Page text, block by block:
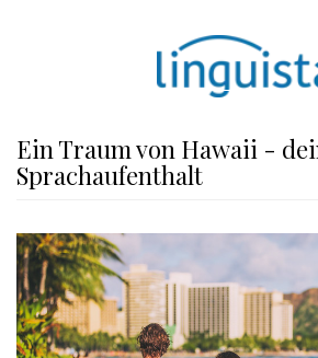
Ein Traum von Hawaii -
Sprachaufenthalt